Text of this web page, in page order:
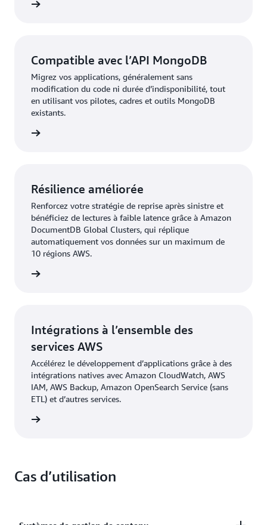
Compatible avec l’API MongoDB
Migrez vos applications, généralement sans
modification du code ni durée d’indisponibilité, tout
en utilisant vos pilotes, cadres et outils MongoDB
existants.
Résilience améliorée
Renforcez votre stratégie de reprise après sinistre et
bénéficiez de lectures à faible latence grâce à Amazon
DocumentDB Global Clusters, qui réplique
automatiquement vos données sur un maximum de
10 régions AWS.
Intégrations à l’ensemble des
services AWS
Accélérez le développement d’applications grâce à des
intégrations natives avec Amazon CloudWatch, AWS
IAM, AWS Backup, Amazon OpenSearch Service (sans
ETL) et d’autres services.
Cas d’utilisation